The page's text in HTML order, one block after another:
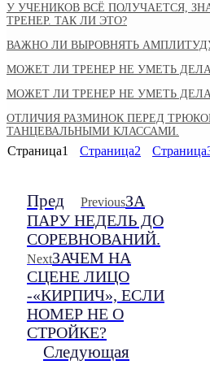
У УЧЕНИКОВ ВСЁ ПОЛУЧАЕТСЯ,
ТРЕНЕР. ТАК ЛИ ЭТО?
ВАЖНО ЛИ ВЫРОВНЯТЬ
МОЖЕТ ЛИ ТРЕНЕР НЕ УМЕТЬ
МОЖЕТ ЛИ ТРЕНЕР НЕ УМЕТЬ
ОТЛИЧИЯ РАЗМИНОК ПЕРЕД
ТАНЦЕВАЛЬНЫМИ КЛАССАМИ.
Страница1 Страница2 Страница
Пред PreviousЗА
ПАРУ НЕДЕЛЬ ДО
СОРЕВНОВАНИЙ.
NextЗАЧЕМ НА
СЦЕНЕ ЛИЦО
-«КИРПИЧ», ЕСЛИ
НОМЕР НЕ О
СТРОЙКЕ?
Следующая